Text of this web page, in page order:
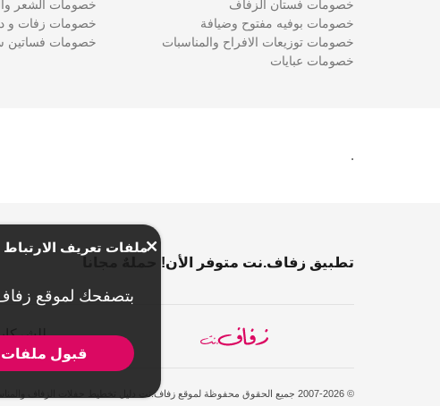
خصومات فستان الزفاف
خصومات الشعر
خصومات بوفيه مفتوح وضيافة
خصومات زفات و
خصومات توزيعات الافراح والمناسبات
خصومات فساتين
خصومات عبايات
.
تطبيق زفاف.نت متوفر الأن! حملهٌ مجاناً
© 2007-2026 جميع الحقوق محفوظة لموقع زفاف.نت دليل تخطيط حفلات الزفاف والمناسبات.
ملفات تعريف الارتباط
بتصفحك لموقع
قبول ملفات